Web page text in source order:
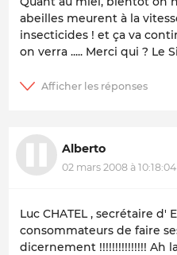
abeilles meurent à la
insecticides ! et ça va
on verra ..... Merci qui ? Le
Alberto
02 mars 2008 à 10:18:04
Luc CHATEL , secrétaire d'
consommateurs de faire
dicernement !!!!!!!!!!!!!!! Ah la